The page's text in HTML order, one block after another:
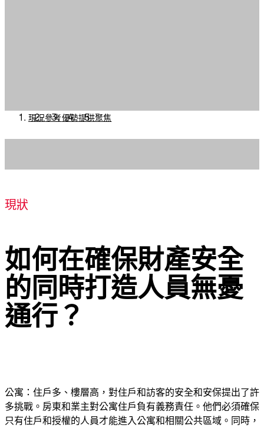
現況參考優勢提供聚焦
現狀
如何在確保財產安全
的同時打造人員無憂
通行？
公寓：住戶多、樓層高，對住戶和訪客的安全和安保提出了許
多挑戰。房東和業主對公寓住戶負有義務責任。他們必須確保
只有住戶和授權的人員才能進入公寓和相關公共區域。同時，